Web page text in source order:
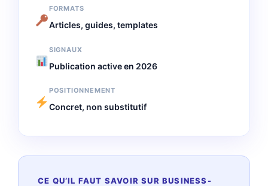
FORMATS
Articles, guides, templates
SIGNAUX
Publication active en 2026
POSITIONNEMENT
Concret, non substitutif
CE QU’IL FAUT SAVOIR SUR BUSINESS-